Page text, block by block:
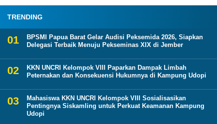
TRENDING
BPSMI Papua Barat Gelar Audisi Peksemida 2026, Siapkan
Delegasi Terbaik Menuju Pekseminas XIX di Jember
KKN UNCRI Kelompok VIII Paparkan Dampak Limbah
Peternakan dan Konsekuensi Hukumnya di Kampung Udopi
Mahasiswa KKN UNCRI Kelompok VIII Sosialisasikan
Pentingnya Siskamling untuk Perkuat Keamanan Kampung
Udopi